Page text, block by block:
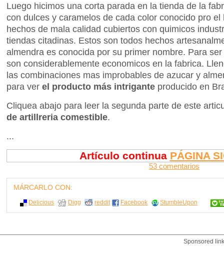
Luego hicimos una corta parada en la tienda de la
con dulces y caramelos de cada color conocido pro
hechos de mala calidad cubiertos con quimicos
tiendas citadinas. Estos son todos hechos
almendra es conocida por su primer nombre. Para
son considerablemente economicos en la fabrica.
las combinaciones mas improbables de azucar y
para ver el producto más intrigante producido en
Cliquea abajo para leer la segunda parte de este
de artillreria comestible.
...
Artículo continua PÁGINA
53 comentarios
MÁRCARLO CON:
Delicious Digg reddit Facebook StumbleUpon
Sponsored